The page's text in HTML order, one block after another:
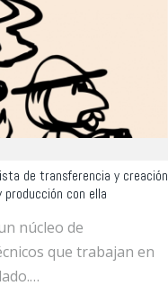
de transferencia y creación
producción con ella
núcleo de
que trabajan en